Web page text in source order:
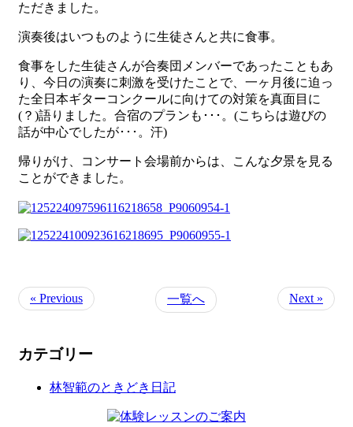
ただきました。
演奏後はいつものように生徒さんと共に食事。
食事をした生徒さんが合奏団メンバーであったこともあ
り、今日の演奏に刺激を受けたことで、一ヶ月後に迫っ
た全日本ギターコンクールに向けての対策を真面目に
(？)語りました。合宿のプランも･･･。(こちらは遊びの
話が中心でしたが･･･。汗)
帰りがけ、コンサート会場前からは、こんな夕景を見る
ことができました。
« Previous 一覧へ Next »
カテゴリー
林智範のときどき日記